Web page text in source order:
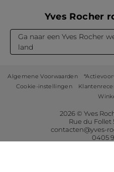
Yves Rocher
Ga naar een Yves Rocher
land
Algemene Voorwaarden
Cookie-instellingen
2026 © Yves
Rue du Follet
contacten@yves-
0405